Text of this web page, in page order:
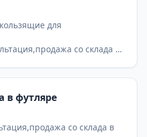
для
со склада в
в футляре
со склада в